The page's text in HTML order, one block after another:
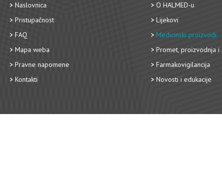
Naslovnica
Pristupačnost
FAQ
Mapa weba
Pravne napomene
Kontakti
O HALMED-u
Lijekovi
Medicinski proizvodi
Promet, proizvodnja i
Farmakovigilancija
Novosti i edukacije